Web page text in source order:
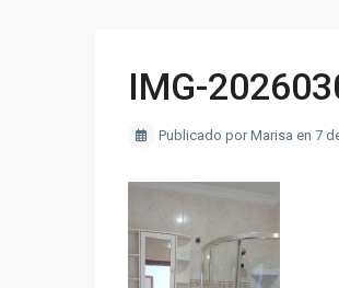
IMG-
Publicado por Marisa en 7